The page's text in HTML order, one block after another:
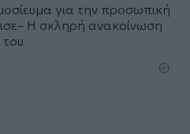
για την προσωπική
Η σκληρή ανακοίνωση
του